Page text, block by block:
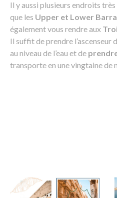
Il y aussi plusieurs endroits
que les Upper et Lower
également vous rendre aux
Il suffit de prendre l’ascenseur
au niveau de l’eau et de
transporte en une vingtaine de